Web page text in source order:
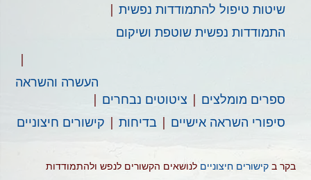
שיטות טיפול​ להתמודדות נפשית
התמודדות נפשית שוטפת ושיקום​
העשרה והשראה
ספרים​ מומלצים
ציטוטים נבחרים
סיפורי השראה אישיים
בדיחות קישורים חיצוניים​
בקר בקישורים חיצוניים לנושאים הקשורים לנפש ולהתמודדות